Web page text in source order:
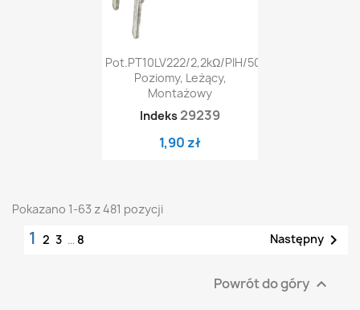
Pot.PT10LV222/2,2kΩ/PIH/500
Poziomy, Leżący,
Montażowy
Indeks 29239
1,90 zł
Pokazano 1-63 z 481 pozycji
1 2 3 … 8 Następny 
Powrót do góry 